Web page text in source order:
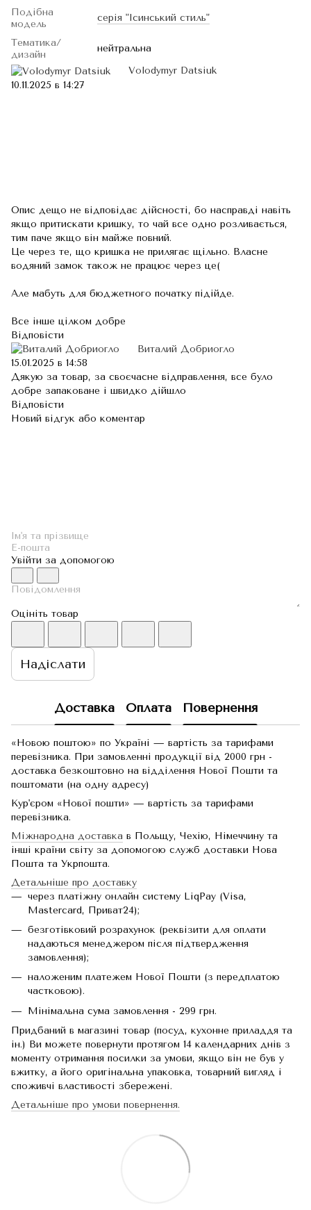
Подібна
модель
серія "Ісинський стиль"
Тематика/
дизайн
нейтральна
Volodymyr Datsiuk
10.11.2025 в 14:27
Опис дещо не відповідає дійсності, бо насправді навіть
якщо притискати кришку, то чай все одно розливається,
тим паче якщо він майже повний.
Це через те, що кришка не прилягає щільно. Власне
водяний замок також не працює через це(
Але мабуть для бюджетного початку підійде.
Все інше цілком добре
Відповісти
Виталий Добриогло
15.01.2025 в 14:58
Дякую за товар, за своєчасне відправлення, все було
добре запаковане і швидко дійшло
Відповісти
Новий відгук або коментар
Увійти за допомогою
Оцініть товар
Надіслати
Доставка Оплата Повернення
«Новою поштою» по Україні — вартість за тарифами
перевізника. При замовленні продукції від 2000 грн -
доставка безкоштовно на відділення Нової Пошти та
поштомати (на одну адресу)
Кур'єром «Нової пошти» — вартість за тарифами
перевізника.
Міжнародна доставка в Польщу, Чехію, Німеччину та
інші країни світу за допомогою служб доставки Нова
Пошта та Укрпошта.
Детальніше про доставку
через платіжну онлайн систему LiqPay (Visa,
Mastercard, Приват24);
безготівковий розрахунок (реквізити для оплати
надаються менеджером після підтвердження
замовлення);
наложеним платежем Нової Пошти (з передплатою
частковою).
Мінімальна сума замовлення - 299 грн.
Придбаний в магазині товар (посуд, кухонне приладдя та
ін.) Ви можете повернути протягом 14 календарних днів з
моменту отримання посилки за умови, якщо він не був у
вжитку, а його оригінальна упаковка, товарний вигляд і
споживчі властивості збережені.
Детальніше про умови повернення.